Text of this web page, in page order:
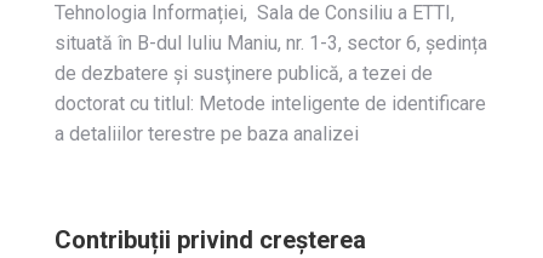
Tehnologia Informației, Sala de Consiliu a ETTI,
situată în B-dul Iuliu Maniu, nr. 1-3, sector 6, ședința
de dezbatere și susţinere publică, a tezei de
doctorat cu titlul: Metode inteligente de identificare
a detaliilor terestre pe baza analizei
Contribuții privind creșterea